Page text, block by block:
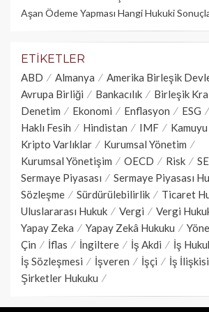
Aşan Ödeme Yapması Hangi Hukuki
ETIKETLER
ABD Almanya Amerika Birleşik
Avrupa Birliği
Bankacılık Birleşik
Denetim
Ekonomi Enflasyon ESG
Haklı Fesih
Hindistan IMF
Kripto Varlıklar
Kurumsal Yönetim
Kurumsal Yönetişim
OECD Risk
Sermaye Piyasası
Sermaye Piyasası
Sözleşme
Sürdürülebilirlik
Ticaret
Uluslararası Hukuk
Vergi
Vergi
Yapay Zeka
Yapay Zekâ Hukuku
Çin
İflas İngiltere İş Akdi
İş
İş Sözleşmesi
İşveren İşçi İş İlişkisi
Şirketler Hukuku